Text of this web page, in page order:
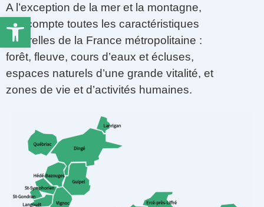
Ouvrir la barre d’outils
A l’exception de la mer et la montagne,
elle compte toutes les caractéristiques
naturelles de la France métropolitaine :
forêt, fleuve, cours d’eaux et écluses,
espaces naturels d’une grande vitalité, et
zones de vie et d’activités humaines.